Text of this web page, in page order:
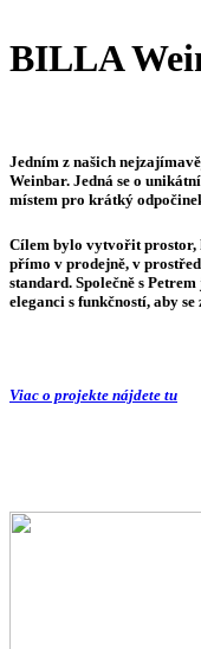
BILLA
Jedním z našich
Weinbar. Jedná se o
místem pro krátký
Cílem bylo vytvořit prostor,
přímo v prodejně, v
standard. Společně s
eleganci s funkčností, aby
Viac o projekte nájdete tu